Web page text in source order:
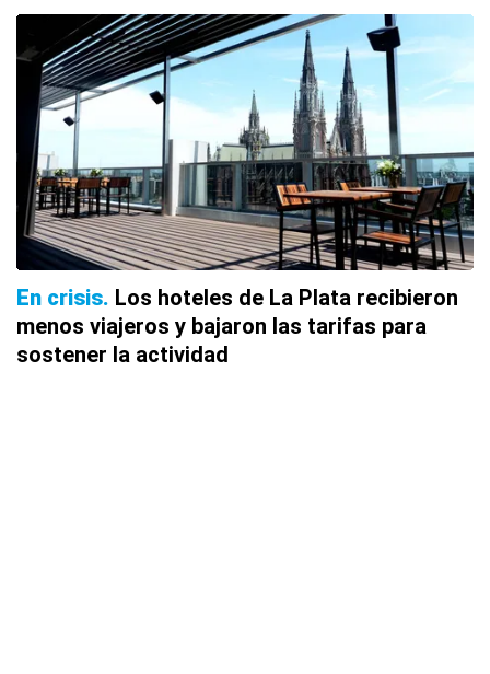
En crisis Los hoteles de La Plata recibieron
menos viajeros y bajaron las tarifas para
sostener la actividad